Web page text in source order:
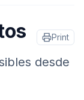
Print
desde